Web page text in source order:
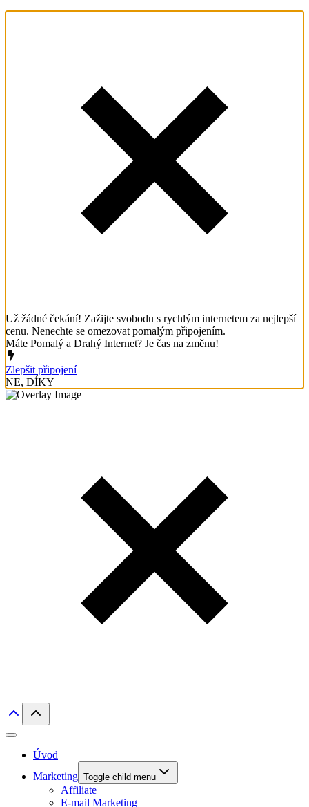
Už žádné čekání! Zažijte svobodu s rychlým internetem za nejlepší
cenu. Nenechte se omezovat pomalým připojením.
Máte Pomalý a Drahý Internet? Je čas na změnu!
Zlepšit připojení
NE, DÍKY
Úvod
Marketing Toggle child menu
Affiliate
E-mail Marketing